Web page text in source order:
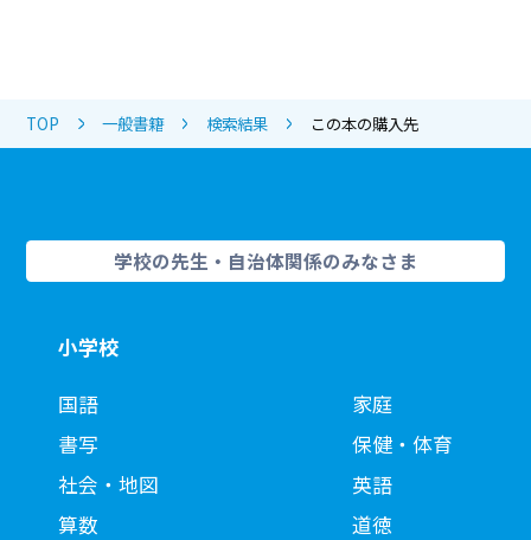
TOP 一般書籍 検索結果 この本の購入先
学校の先生・自治体関係のみなさま
小学校
国語
書写
社会・地図
算数
家庭
保健・体育
英語
道徳